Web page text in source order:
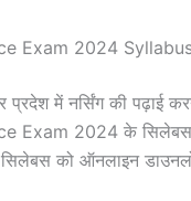
Exam 2024
में नर्सिंग की पढ़ाई
Exam 2024 के सिलेबस
को ऑनलाइन